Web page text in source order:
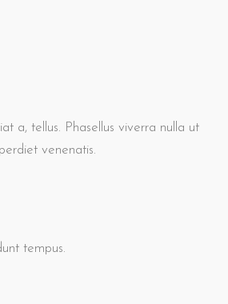
a, tellus. Phasellus viverra nulla ut
venenatis.
tempus.